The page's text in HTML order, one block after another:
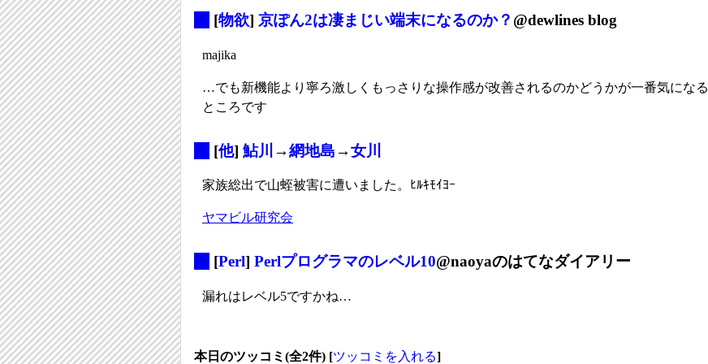
[物欲]京ぽん2は凄まじい端末になるのか？ @dewlines blog
majika
…でも新機能より寧ろ激しくもっさりな操作感が改善されるのかどうかが一番気になる
ところです
[他]鮎川 →網地島→女川
家族総出で山蛭被害に遭いました。ﾋﾙｷﾓｲﾖｰ
ヤマビル研究会
[Perl]Perlプログラマのレベル10@naoyaのはてなダイアリー
漏れはレベル5ですかね…
本日のツッコミ(全2件) [ツッコミを入れる]